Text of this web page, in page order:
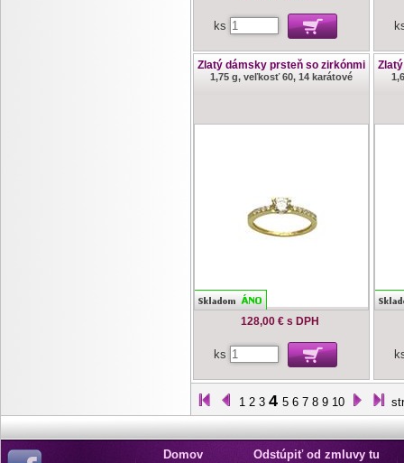
ks
Zlatý dámsky prsteň so zirkónmi
1,75 g, veľkosť 60, 14 karátové
128,00 €s DPH
ks
1 2 3 4 5 6 7 8 9 10
Domov Odstúpiť od zmluvy tu